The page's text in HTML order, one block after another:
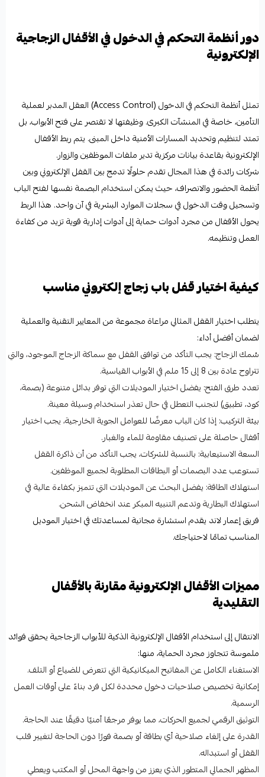
دور أنظمة التحكم في الدخول في الأقفال الزجاجية
الإلكترونية
تمثل أنظمة التحكم في الدخول (Access Control) العقل المدبر لعملية
التأمين، خاصة في المنشآت الكبرى. وظيفتها لا تقتصر على فتح الأبواب، بل
تمتد لتنظيم وتحديد المسارات الأمنية داخل المبنى. يتم ربط الأقفال
الإلكترونية بقاعدة بيانات مركزية تدير ملفات الموظفين والزوار.
شركات رائدة في هذا المجال تقدم حلولًا تدمج بين القفل الإلكتروني وبين
أنظمة الحضور والانصراف، حيث يمكن استخدام البصمة نفسها لفتح الباب
وتسجيل وقت الدخول في سجلات الموارد البشرية في آن واحد. هذا الربط
يحول الأقفال من مجرد أدوات حماية إلى أدوات إدارية قوية تزيد من كفاءة
العمل وتنظيمه.
كيفية اختيار قفل باب زجاج إلكتروني مناسب
يتطلب اختيار القفل المثالي مراعاة مجموعة من المعايير التقنية والعملية
لضمان أفضل أداء:
سُمك الزجاج: يجب التأكد من توافق القفل مع سماكة الزجاج الموجود، والتي
تتراوح عادة بين 8 إلى 15 ملم في الأبواب القياسية.
تعدد طرق الفتح: يفضل اختيار الموديلات التي توفر بدائل متنوعة (بصمة،
كود، تطبيق) لتجنب التعطل في حال تعذر استخدام وسيلة معينة.
بيئة التركيب: إذا كان الباب معرضًا للعوامل الجوية الخارجية، يجب اختيار
أقفال حاصلة على تصنيف مقاومة للماء والغبار.
السعة الاستيعابية: بالنسبة للشركات، يجب التأكد من أن ذاكرة القفل
تستوعب عدد البصمات أو البطاقات المطلوبة لجميع الموظفين.
استهلاك الطاقة: يفضل البحث عن الموديلات التي تتميز بكفاءة عالية في
استهلاك البطارية وتدعم التنبيه المبكر عند انخفاض الشحن.
فريق إعمار لاند يقدم استشارة مجانية لمساعدتك في اختيار الموديل
المناسب تمامًا لاحتياجك.
مميزات الأقفال الإلكترونية مقارنة بالأقفال
التقليدية
الانتقال إلى استخدام الأقفال الإلكترونية الذكية للأبواب الزجاجية يحقق فوائد
ملموسة تتجاوز مجرد الحماية، منها:
الاستغناء الكامل عن المفاتيح الميكانيكية التي تتعرض للضياع أو التلف.
إمكانية تخصيص صلاحيات دخول محددة لكل فرد بناءً على أوقات العمل
الرسمية.
التوثيق الرقمي لجميع الحركات، مما يوفر مرجعًا أمنيًا دقيقًا عند الحاجة.
القدرة على إلغاء صلاحية أي بطاقة أو بصمة فورًا دون الحاجة لتغيير قلب
القفل أو استبداله.
المظهر الجمالي المتطور الذي يعزز من واجهة المحل أو المكتب ويعطي